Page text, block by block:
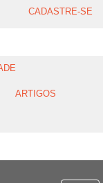
CADASTRE-SE
ARTIGOS